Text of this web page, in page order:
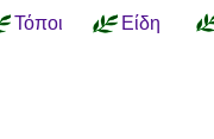
Τόποι Είδη